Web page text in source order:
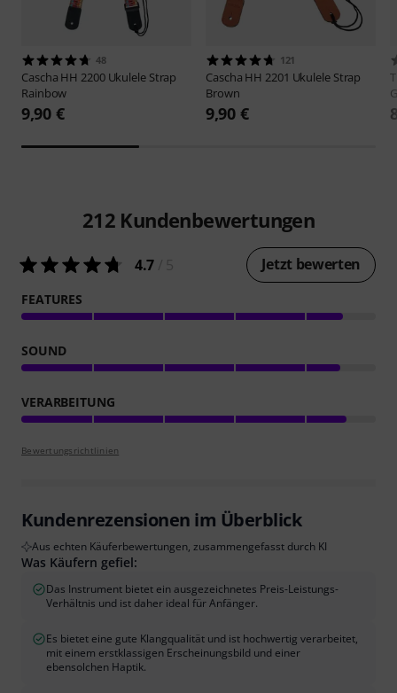
48
Cascha HH 2200 Ukulele Strap
Rainbow
9,90 €
121
Cascha HH 2201 Ukulele Strap
Brown
9,90 €
212 Kundenbewertungen
4.7 Jetzt bewerten
FEATURES
SOUND
VERARBEITUNG
Bewertungsrichtlinien
Kundenrezensionen im Überblick
Aus echten Käuferbewertungen, zusammengefasst durch KI
Was Käufern gefiel:
Das Instrument bietet ein ausgezeichnetes Preis-Leistungs-
Verhältnis und ist daher ideal für Anfänger.
Es bietet eine gute Klangqualität und ist hochwertig verarbeitet,
mit einem erstklassigen Erscheinungsbild und einer
ebensolchen Haptik.